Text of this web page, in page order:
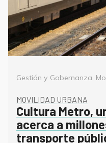
Categorías
Gestión y Gobernanza
MOVILIDAD URBANA
Cultura Metro,
acerca a
transporte